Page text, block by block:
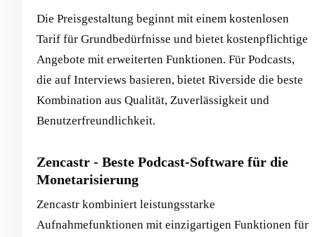
Die Preisgestaltung beginnt mit einem kostenlosen
Tarif für Grundbedürfnisse und bietet kostenpflichtige
Angebote mit erweiterten Funktionen. Für Podcasts,
die auf Interviews basieren, bietet Riverside die beste
Kombination aus Qualität, Zuverlässigkeit und
Benutzerfreundlichkeit.
Zencastr - Beste Podcast-Software für die
Monetarisierung
Zencastr kombiniert leistungsstarke
Aufnahmefunktionen mit einzigartigen Funktionen für